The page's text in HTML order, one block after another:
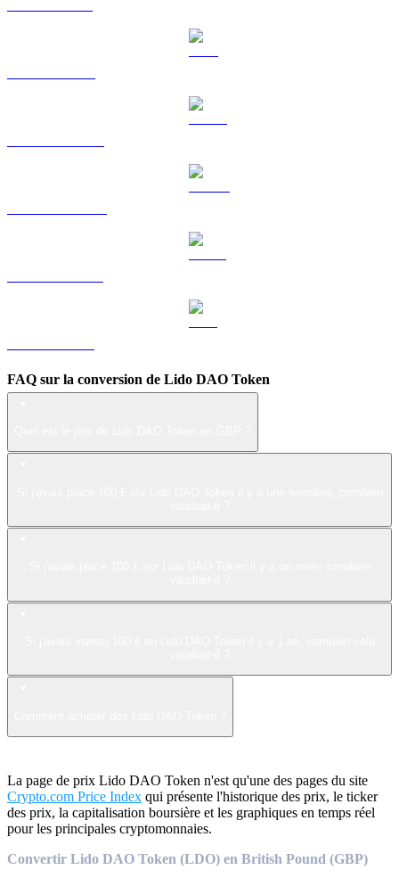
FAQ sur la conversion de Lido DAO Token
La page de prix Lido DAO Token n'est qu'une des pages du site
Crypto.com Price Index qui présente l'historique des prix, le ticker
des prix, la capitalisation boursière et les graphiques en temps réel
pour les principales cryptomonnaies.
Convertir Lido DAO Token (LDO) en British Pound (GBP)